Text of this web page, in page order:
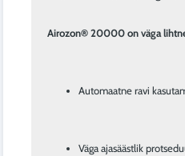
Airozon® 20000 on väga
Automaatne ravi
Väga ajasäästlik